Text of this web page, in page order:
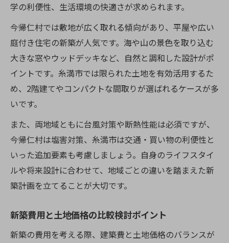
学の利便性、生活環境の快適さが求められます。
今帰仁村では敷地が広く取れる傾向があり、平屋や広い
庭付き住宅の新築が人気です。海や山の景色を取り込む
大きな窓やウッドデッキなど、自然と調和した設計がポ
イントです。糸満市では限られた土地を有効活用するた
め、2階建てやコンパクトな間取りが選ばれるケースが多
いです。
また、両地域ともに台風対策や断熱性能は必須ですが、
今帰仁村は塩害対策、糸満市は交通・買い物の利便性と
いった追加要素も考慮しましょう。自身のライフスタイ
ルや将来設計に合わせて、地域ごとの違いを踏まえた新
築計画を立てることが大切です。
新築費用と土地価格の比較検討ポイント
新築の費用を考える際、建築費と土地価格のバランスが